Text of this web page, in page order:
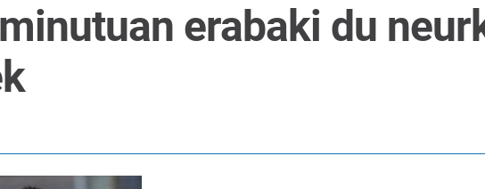
erabaki du